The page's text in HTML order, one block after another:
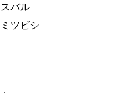
スバル
ミツビシ